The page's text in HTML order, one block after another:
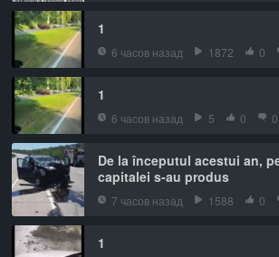
1
6 часов назад 1872 0
1
6 часов назад 5 0 0
De la începutul acestui an,
capitalei s-au produs
7 часов назад 1588 0
1